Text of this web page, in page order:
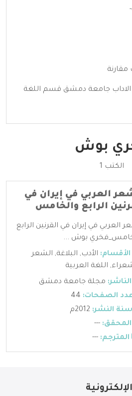
مقارنة
جامعة دمشق قسم اللغة
بوش
الكتب 1
العربي في إيران في
الرابع والخامس
العربي في إيران في القرنين الرابع
بوش ...
الأدب, البلاغة, الشعر
, اللغة العربية
مجلة جامعة دمشق
الصفحات:
النشر:
---
المترجم: ---